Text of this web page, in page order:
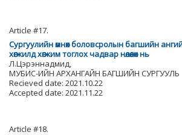
Article #17.
Сургуулийн өмнөх боловсролын багшийн
хөгжилд хөгжим тоглох чадвар нөлөөлөх нь
Л.Цэрэннадмид,
МУБИС-ИЙН АРХАНГАЙН БАГШИЙН СУРГУУЛЬ
Recieved date: 2021.10.22
Accepted date: 2021.11.22
Article #18.